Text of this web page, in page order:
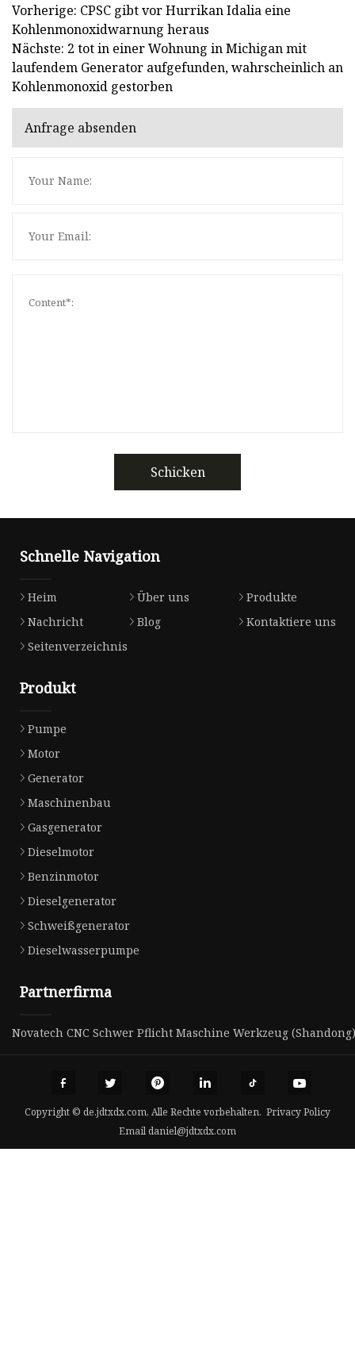
Vorherige: CPSC gibt vor Hurrikan Idalia eine
Kohlenmonoxidwarnung heraus
Nächste: 2 tot in einer Wohnung in Michigan mit
laufendem Generator aufgefunden, wahrscheinlich an
Kohlenmonoxid gestorben
Anfrage absenden
Schicken
Schnelle Navigation
Heim Über uns
Produkte
Nachricht
Blog
Kontaktiere uns
Seitenverzeichnis
Produkt
Pumpe
Motor
Generator
Maschinenbau
Gasgenerator
Dieselmotor
Benzinmotor
Dieselgenerator
Schweißgenerator
Dieselwasserpumpe
Partnerfirma
Novatech CNC Schwer Pflicht Maschine Werkzeug
Copyright © de.jdtxdx.com, Alle Rechte vorbehalten. Privacy Policy
Emaildaniel@jdtxdx.com